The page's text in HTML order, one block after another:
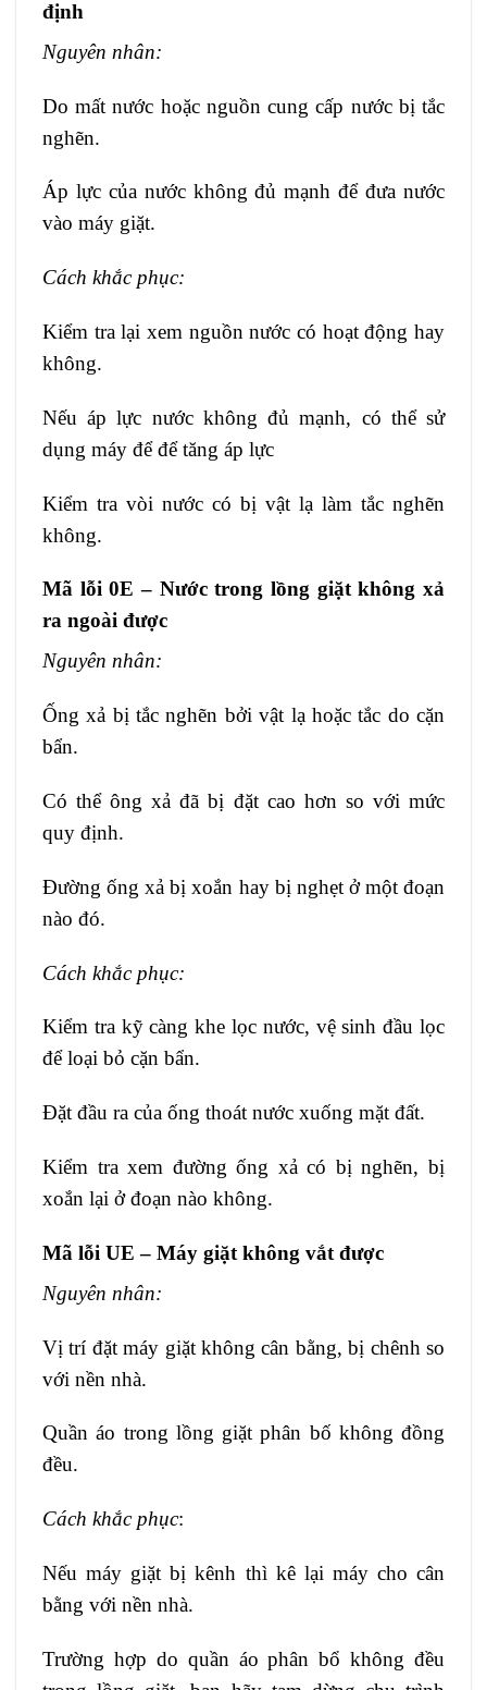
định
Nguyên nhân:
Do mất nước hoặc nguồn cung cấp nước bị tắc
nghẽn.
Áp lực của nước không đủ mạnh để đưa nước
vào máy giặt.
Cách khắc phục:
Kiểm tra lại xem nguồn nước có hoạt động hay
không.
Nếu áp lực nước không đủ mạnh, có thể sử
dụng máy để để tăng áp lực
Kiểm tra vòi nước có bị vật lạ làm tắc nghẽn
không.
Mã lỗi 0E – Nước trong lồng giặt không xả
ra ngoài được
Nguyên nhân:
Ống xả bị tắc nghẽn bởi vật lạ hoặc tắc do cặn
bẩn.
Có thể ông xả đã bị đặt cao hơn so với mức
quy định.
Đường ống xả bị xoắn hay bị nghẹt ở một đoạn
nào đó.
Cách khắc phục:
Kiểm tra kỹ càng khe lọc nước, vệ sinh đầu lọc
để loại bỏ cặn bẩn.
Đặt đầu ra của ống thoát nước xuống mặt đất.
Kiểm tra xem đường ống xả có bị nghẽn, bị
xoắn lại ở đoạn nào không.
Mã lỗi UE – Máy giặt không vắt được
Nguyên nhân:
Vị trí đặt máy giặt không cân bằng, bị chênh so
với nền nhà.
Quần áo trong lồng giặt phân bố không đồng
đều.
Cách khắc phục:
Nếu máy giặt bị kênh thì kê lại máy cho cân
bằng với nền nhà.
Trường hợp do quần áo phân bổ không đều